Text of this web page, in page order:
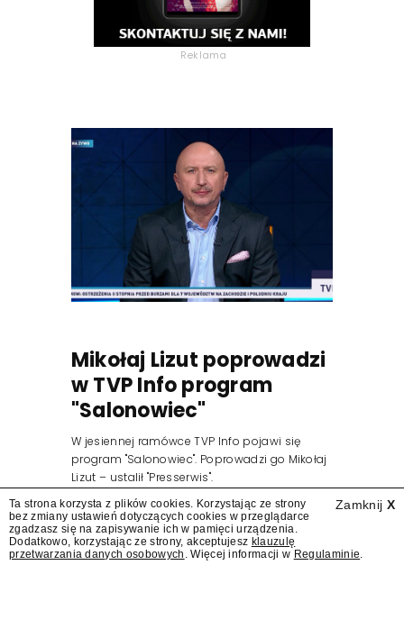
Reklama
Mikołaj Lizut poprowadzi
w TVP Info program
"Salonowiec"
W jesiennej ramówce TVP Info pojawi się
program "Salonowiec". Poprowadzi go Mikołaj
Lizut – ustalił "Presserwis".
Zamknij X
Ta strona korzysta z plików cookies. Korzystając ze strony
bez zmiany ustawień dotyczących cookies w przeglądarce
zgadzasz się na zapisywanie ich w pamięci urządzenia.
Dodatkowo, korzystając ze strony, akceptujesz klauzulę
przetwarzania danych osobowych . Więcej informacji w Regulaminie.